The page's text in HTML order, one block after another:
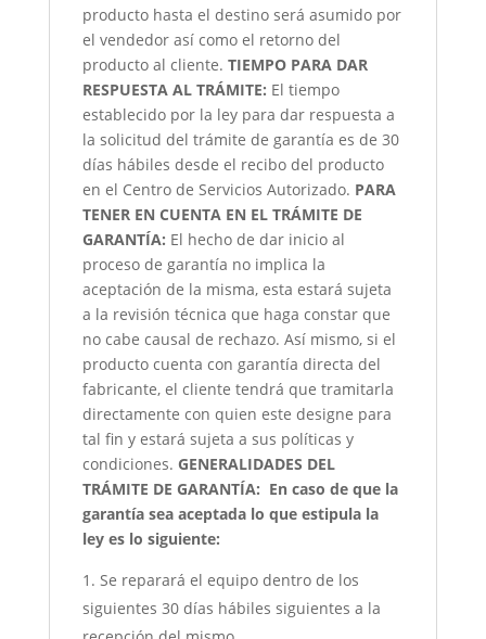
producto hasta el destino será asumido por
el vendedor así como el retorno del
producto al cliente. TIEMPO PARA DAR
RESPUESTA AL TRÁMITE: El tiempo
establecido por la ley para dar respuesta a
la solicitud del trámite de garantía es de 30
días hábiles desde el recibo del producto
en el Centro de Servicios Autorizado. PARA
TENER EN CUENTA EN EL TRÁMITE DE
GARANTÍA: El hecho de dar inicio al
proceso de garantía no implica la
aceptación de la misma, esta estará sujeta
a la revisión técnica que haga constar que
no cabe causal de rechazo. Así mismo, si el
producto cuenta con garantía directa del
fabricante, el cliente tendrá que tramitarla
directamente con quien este designe para
tal fin y estará sujeta a sus políticas y
condiciones. GENERALIDADES DEL
TRÁMITE DE GARANTÍA: En caso de que la
garantía sea aceptada lo que estipula la
ley es lo siguiente:
Se reparará el equipo dentro de los
siguientes 30 días hábiles siguientes a la